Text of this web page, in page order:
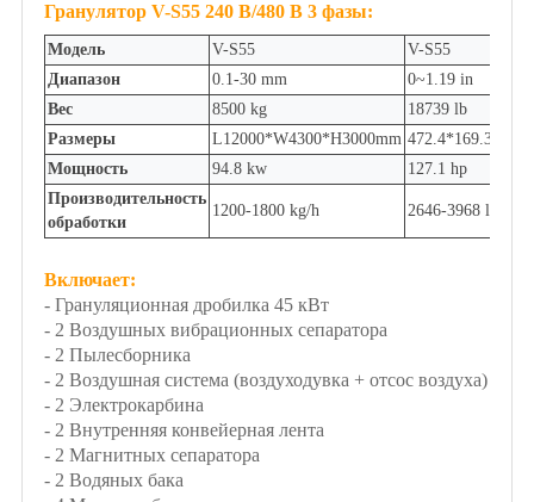
Гранулятор V-S55 240 В/480 В 3 фазы:
Модель V-S55
V-S55
Диапазон
0.1-30 mm
0~1.19 in
Вес
8500 kg
18739 lb
Размеры
L12000*W4300*H3000mm
Мощность
94.8 kw
127.1 hp
Производительность
обработки
1200-1800 kg/h 2646-3968 lb/h
Включает:
- Грануляционная дробилка 45 кВт
- 2 Воздушных вибрационных сепаратора
- 2 Пылесборника
- 2 Воздушная система (воздуходувка + отсос воздуха)
- 2 Электрокарбина
- 2 Внутренняя конвейерная лента
- 2 Магнитных сепаратора
- 2 Водяных бака